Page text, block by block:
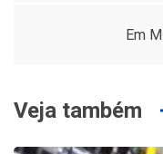
Em
Veja também